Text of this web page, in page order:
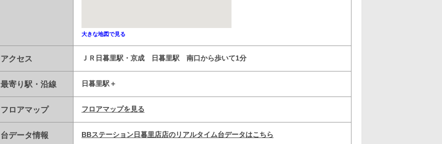
大きな地図で見る
アクセス ＪＲ日暮里駅・京成 日暮里駅 南口から歩いて1分
最寄り駅・沿線 日暮里駅
フロアマップ フロアマップを見る
台データ情報 BBステーション日暮里店店のリアルタイム台データはこちら